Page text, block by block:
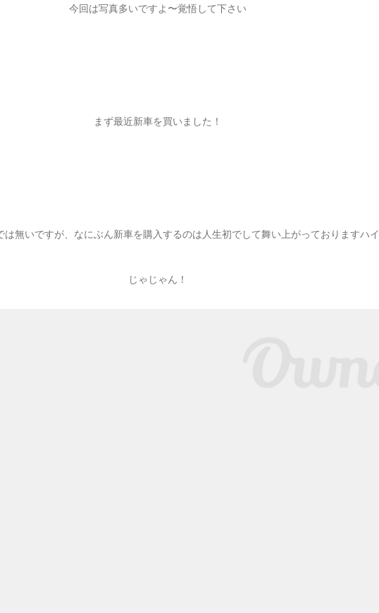
今回は写真多いですよ〜覚悟して下さい
まず最近新車を買いました！
は無いですが、なにぶん新車を購入するのは人生初でして舞い上がっておりますハイ
じゃじゃん！